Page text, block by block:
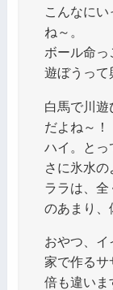
こんなに
ね～。
ボール命
遊ぼうって
白馬で川遊
だよね～！
ハイ。とっ
さに氷水の
ララは、全
のあまり、
おやつ、イ
家で作るサ
倍も違いま